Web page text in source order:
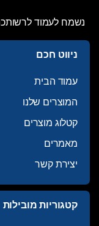
נשמח לעמוד
ניווט חכם
עמוד הבית
המוצרים שלנו
קטלוג מוצרים
מאמרים
יצירת קשר
קטגוריות מובילות